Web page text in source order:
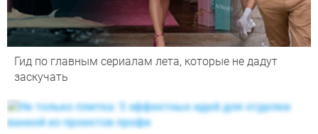
Гид по главным сериалам лета, которые не дадут
заскучать